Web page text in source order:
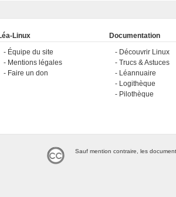
Linux
Équipe du site
Mentions légales
Faire un don
Documentation
Découvrir Linux
Trucs & Astuces
Léannuaire
Logithèque
Pilothèque
Sauf mention contraire, les